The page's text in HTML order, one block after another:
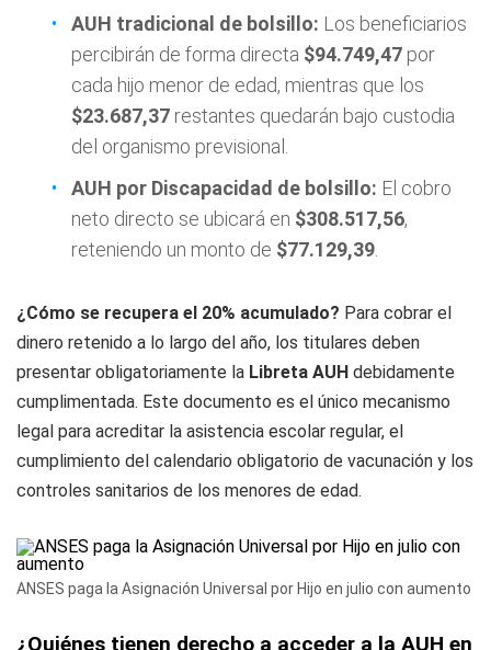
AUH tradicional de bolsillo: Los beneficiarios
percibirán de forma directa $94.749,47 por
cada hijo menor de edad, mientras que los
$23.687,37 restantes quedarán bajo custodia
del organismo previsional.
AUH por Discapacidad de bolsillo: El cobro
neto directo se ubicará en $308.517,56,
reteniendo un monto de $77.129,39
¿Cómo se recupera el 20% acumulado? Para cobrar el
dinero retenido a lo largo del año, los titulares deben
presentar obligatoriamente la Libreta AUH debidamente
cumplimentada. Este documento es el único mecanismo
legal para acreditar la asistencia escolar regular, el
cumplimiento del calendario obligatorio de vacunación y los
controles sanitarios de los menores de edad.
ANSES paga la Asignación Universal por Hijo en julio con aumento
¿Quiénes tienen derecho a acceder a la AUH en